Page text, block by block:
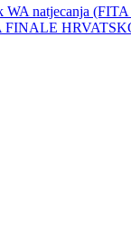
WA natjecanja (FITA
FINALE